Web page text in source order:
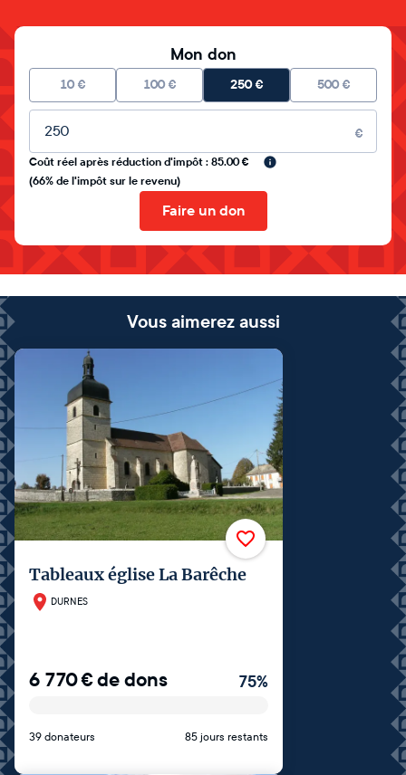
Mon don
10 € 100 € 250€ 500 €
Montant libre
€
Coût réel après réduction d'impôt : 85.00 €
(66% de l'impôt sur le revenu)
Faire un don
Vous aimerez aussi
Tableaux église La Barêche
DURNES
6 770€de dons 75%
39 donateurs 85 jours restants